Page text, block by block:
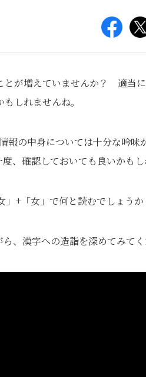
とが増えていませんか？ 適当
しれませんね。
報の中身については十分な吟味
、確認しておいても良いかもし
」+「女」で何と読むでしょうか
、漢字への造詣を深めてみてく